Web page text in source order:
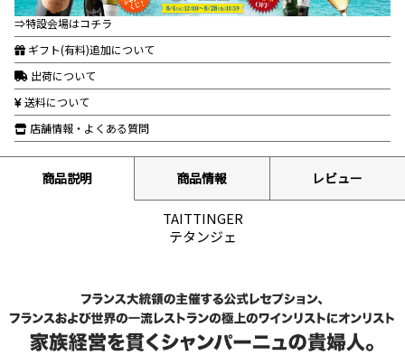
⇒特設会場はコチラ
ギフト(有料)追加について
出荷について
送料について
店舗情報・よくある質問
商品説明 商品情報 レビュー
TAITTINGER
テタンジェ